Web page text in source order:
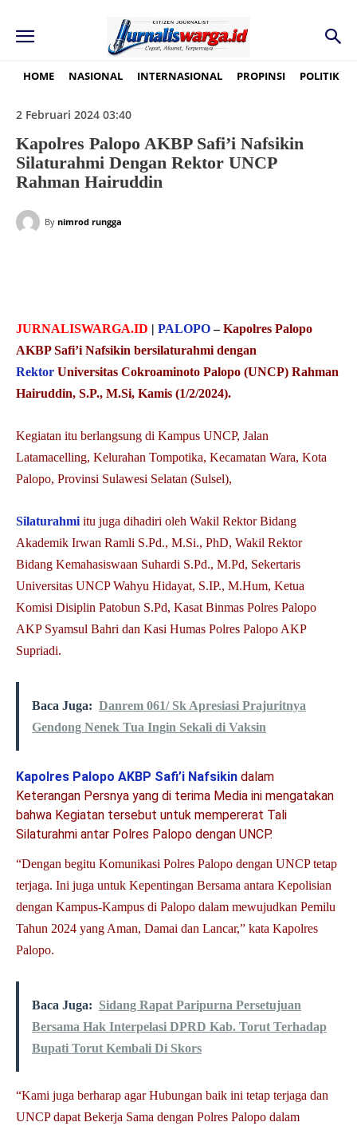
HOME NASIONAL INTERNASIONAL PROPINSI POLITIK
2 Februari 2024 03:40
Kapolres Palopo AKBP Safi’i Nafsikin
Silaturahmi Dengan Rektor UNCP
Rahman Hairuddin
By nimrod rungga
JURNALISWARGA.ID | PALOPO–Kapolres Palopo
AKBP Safi’i Nafsikin bersilaturahmi dengan
Rektor Universitas Cokroaminoto Palopo (UNCP) Rahman
Hairuddin, S.P., M.Si, Kamis (1/2/2024).
Kegiatan itu berlangsung di Kampus UNCP, Jalan
Latamacelling, Kelurahan Tompotika, Kecamatan Wara, Kota
Palopo, Provinsi Sulawesi Selatan (Sulsel),
Silaturahmi itu juga dihadiri oleh Wakil Rektor Bidang
Akademik Irwan Ramli S.Pd., M.Si., PhD, Wakil Rektor
Bidang Kemahasiswaan Suhardi S.Pd., M.Pd, Sekertaris
Universitas UNCP Wahyu Hidayat, S.IP., M.Hum, Ketua
Komisi Disiplin Patobun S.Pd, Kasat Binmas Polres Palopo
AKP Syamsul Bahri dan Kasi Humas Polres Palopo AKP
Supriadi.
Baca Juga: Danrem 061/ Sk Apresiasi Prajuritnya
Gendong Nenek Tua Ingin Sekali di Vaksin
Kapolres Palopo AKBP Safi’i Nafsikin dalam
Keterangan Persnya yang di terima Media ini mengatakan
bahwa Kegiatan tersebut untuk mempererat Tali
Silaturahmi antar Polres Palopo dengan UNCP.
“Dengan begitu Komunikasi Polres Palopo dengan UNCP tetap
terjaga. Ini juga untuk Kepentingan Bersama antara Kepolisian
dengan Kampus-Kampus di Palopo dalam mewujudkan Pemilu
Tahun 2024 yang Aman, Damai dan Lancar,” kata Kapolres
Palopo.
Baca Juga: Sidang Rapat Paripurna Persetujuan
Bersama Hak Interpelasi DPRD Kab. Torut Terhadap
Bupati Torut Kembali Di Skors
“Kami juga berharap agar Hubungan baik ini tetap terjaga dan
UNCP dapat Bekerja Sama dengan Polres Palopo dalam